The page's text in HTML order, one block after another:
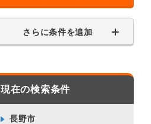
さらに条件を追加
現在の検索条件
長野市